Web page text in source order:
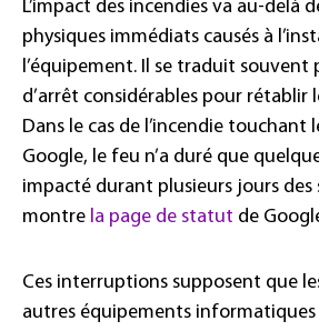
L’impact des incendies va au-delà
physiques immédiats causés à
l’équipement. Il se traduit souvent
d’arrêt considérables pour rétablir
Dans le cas de l’incendie touchant
Google, le feu n’a duré que
impacté durant plusieurs jours des
montre la page de statut de
Ces interruptions supposent que
autres équipements